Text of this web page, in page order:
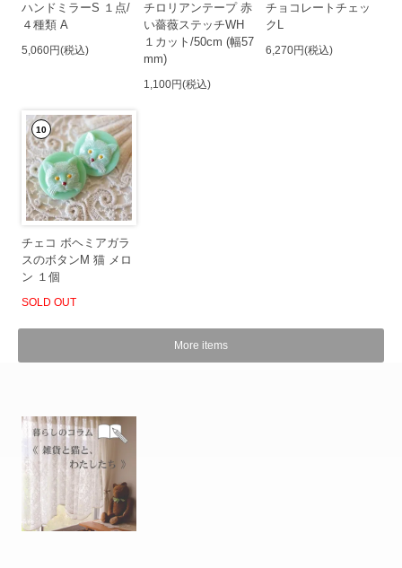
ハンドミラーS １点/
４種類 A
5,060円(税込)
チロリアンテープ 赤
い薔薇ステッチWH
１カット/50cm (幅57
mm)
1,100円(税込)
チョコレートチェッ
クL
6,270円(税込)
10
チェコ ボヘミアガラ
スのボタンM 猫 メロ
ン １個
SOLD OUT
More items